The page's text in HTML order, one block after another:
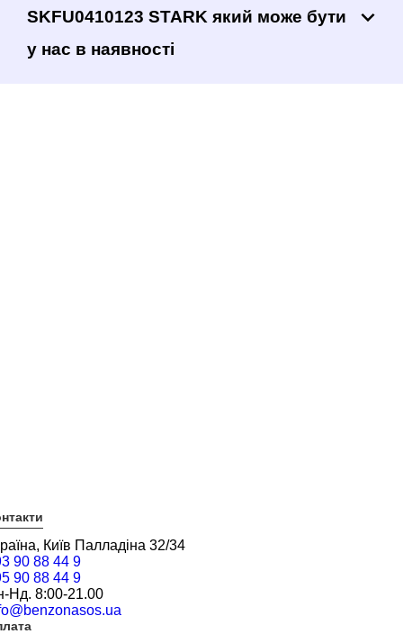
SKFU0410123 STARK який може бути
у нас в наявності
Київ Палладіна 32/34
90 88 44 9
90 88 44 9
Нд. 8:00-21.00